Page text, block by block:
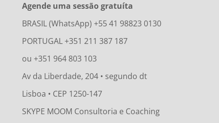
Agende uma sessão gratuíta
BRASIL (WhatsApp) +55 41 98823 0130
PORTUGAL +351 211 387 187
ou +351 964 803 103
Av da Liberdade, 204 • segundo dt
Lisboa • CEP 1250-147
SKYPE MOOM Consultoria e Coaching